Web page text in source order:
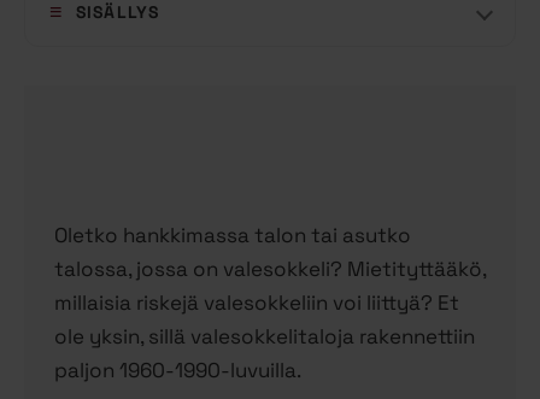
SISÄLLYS
Oletko hankkimassa talon tai asutko
talossa, jossa on valesokkeli? Mietityttääkö,
millaisia riskejä valesokkeliin voi liittyä? Et
ole yksin, sillä valesokkelitaloja rakennettiin
paljon 1960-1990-luvuilla.